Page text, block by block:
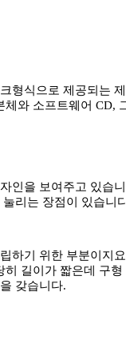
형식으로 제공되는
와 소프트웨어 CD,
인을 보여주고 있습
리는 장점이 있습니
하기 위한 부분이지
길이가 짧은데 구
갖습니다.